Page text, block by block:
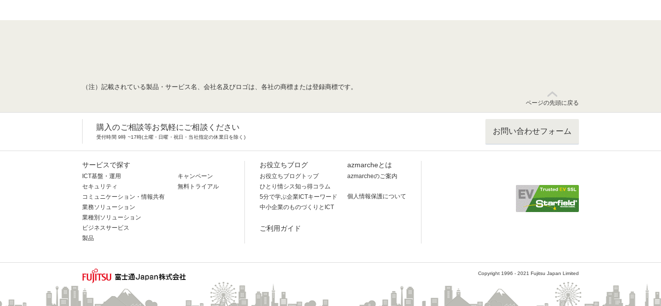
（注）記載されている製品・サービス名、会社名及びロゴは、各社の商標または登録商標です。
ページの先頭に戻る
購入のご相談等お気軽にご相談ください
受付時間 9時 ~17時(土曜・日曜・祝日・当社指定の休業日を除く)
お問い合わせフォーム
サービスで探す
ICT基盤・運用
セキュリティ
コミュニケーション・情報共有
業務ソリューション
業種別ソリューション
ビジネスサービス
製品
キャンペーン
無料トライアル
お役立ちブログ
お役立ちブログトップ
ひとり情シス知っ得コラム
5分で学ぶ企業ICTキーワード
中小企業のものづくりとICT
ご利用ガイド
azmarcheとは
azmarcheのご案内
個人情報保護について
Copyright 1996 - 2021 Fujitsu Japan Limited